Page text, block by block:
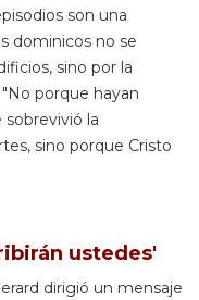
son una
dominicos no se
sino por la
porque hayan
sobrevivió la
sino porque Cristo
ustedes'
dirigió un mensaje